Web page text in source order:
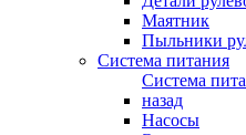
Маятник
Пыльники
Система питания
Система
назад
Насосы